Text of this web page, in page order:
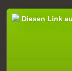
Diesen Link